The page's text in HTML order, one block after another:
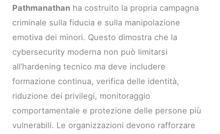
Pathmanathan ha costruito la propria campagna
criminale sulla fiducia e sulla manipolazione
emotiva dei minori. Questo dimostra che la
cybersecurity moderna non può limitarsi
all’hardening tecnico ma deve includere
formazione continua, verifica delle identità,
riduzione dei privilegi, monitoraggio
comportamentale e protezione delle persone più
vulnerabili. Le organizzazioni devono rafforzare